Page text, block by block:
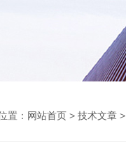
置： 网站首页 > 技术文章